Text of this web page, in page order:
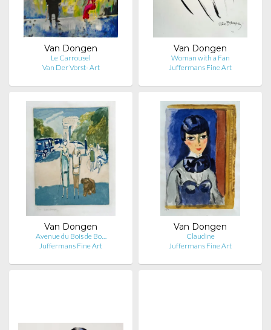
Van Dongen
Le Carrousel
Van Der Vorst- Art
Van Dongen
Woman with a Fan
Juffermans Fine Art
Van Dongen
Avenue du Bois de Bo…
Juffermans Fine Art
Van Dongen
Claudine
Juffermans Fine Art